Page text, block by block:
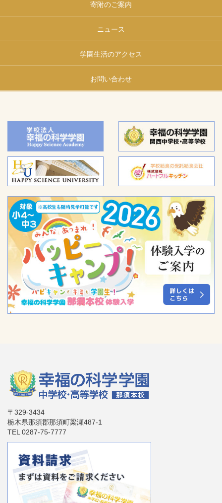
寄附のご案内
ニュース
学園生活のアクセス
お問い合わせ
〒329-3434
栃木県那須郡那須町梁瀬487-1
TEL 0287-75-7777